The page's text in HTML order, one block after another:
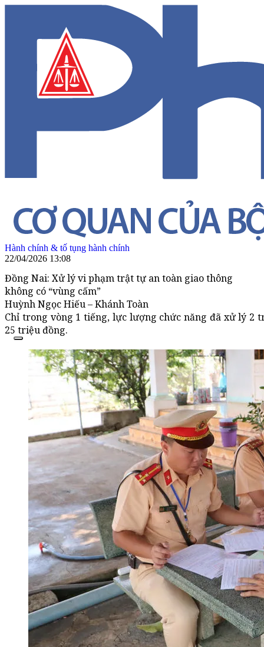
Hành chính & tố tụng hành chính
22/04/2026 13:08
Đồng Nai: Xử lý vi phạm trật tự an toàn giao thông
không có “vùng cấm”
Huỳnh Ngọc Hiếu – Khánh Toàn
Chỉ trong vòng 1 tiếng, lực lượng chức năng đã xử lý
25 triệu đồng.